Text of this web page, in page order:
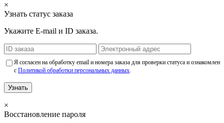
×
Узнать статус заказа
Укажите E-mail и ID заказа.
Я согласен на обработку email и номера заказа для проверки статуса и ознакомлен
с Политикой обработки персональных данных.
Узнать
×
Восстановление пароля